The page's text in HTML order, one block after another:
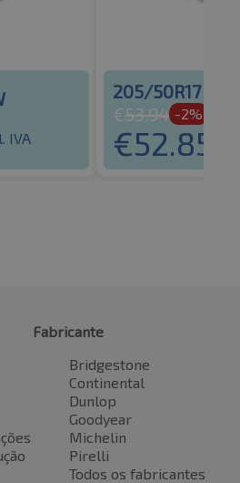
IVA
205/50R17
€53.94 -2%
€52.85
Fabricante
Bridgestone
Continental
Dunlop
Goodyear
Michelin
Pirelli
Todos os fabricantes